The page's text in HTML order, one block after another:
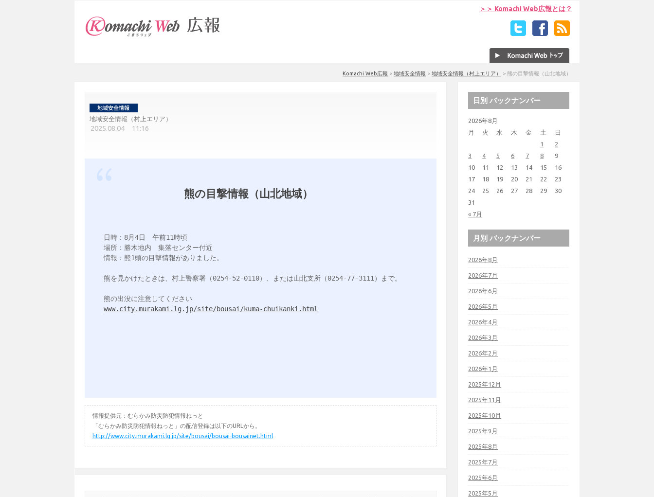
＞＞ Komachi Web広報とは？
Komachi Web広報 > 地域安全情報 > 地域安全情報（村上エリア） > 熊の目撃情報（山北地域）
地域安全情報（村上エリア）
2025.08.04 11:16
熊の目撃情報（山北地域）
日時：8月4日　午前11時頃
場所：勝木地内　集落センター付近
情報：熊1頭の目撃情報がありました。
熊を見かけたときは、村上警察署（0254-52-0110）、または山北支所（0254-77-3111）まで。
www.city.murakami.lg.jp/site/bousai/kuma-chuikanki.html
情報提供元：むらかみ防災防犯情報ねっと
「むらかみ防災防犯情報ねっと」の配信登録は以下のURLから。
http://www.city.murakami.lg.jp/site/bousai/bousai-bousainet.html
日別 バックナンバー
2026年8月
月
火 水 木 金 土 日
« 7月
1
2
3
4 5 6 7 8
9
10
11 12 13 14 15
16
17
18 19 20 21 22
23
24
25 26 27 28 29
30
31
月別 バックナンバー
2026年8月
2026年7月
2026年6月
2026年5月
2026年4月
2026年3月
2026年2月
2026年1月
2025年12月
2025年11月
2025年10月
2025年9月
2025年8月
2025年7月
2025年6月
2025年5月